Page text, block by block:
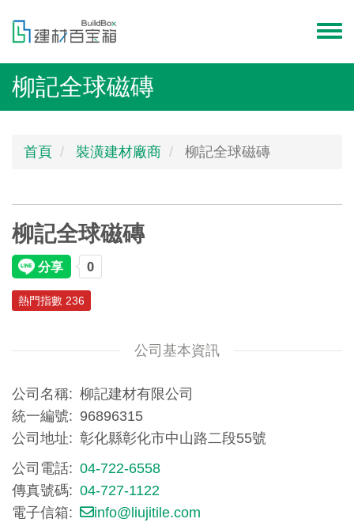
內
menu
柳記全球磁磚
首頁 裝潢建材廠商 柳記全球磁磚
柳記全球磁磚
熱門指數 236
公司基本資訊
公司名稱
柳記建材有限公司
統一編號
96896315
公司地址
彰化縣彰化市中山路二段55號
公司電話
04-722-6558
傳真號碼
04-727-1122
電子信箱
info@liujitile.com